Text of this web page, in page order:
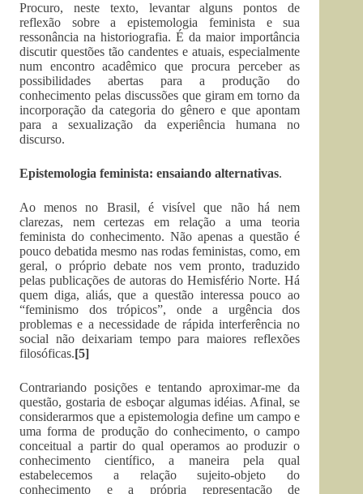
Procuro, neste texto, levantar alguns pontos de
reflexão sobre a epistemologia feminista e sua
ressonância na historiografia. É da maior importância
discutir questões tão candentes e atuais, especialmente
num encontro acadêmico que procura perceber as
possibilidades abertas para a produção do
conhecimento pelas discussões que giram em torno da
incorporação da categoria do gênero e que apontam
para a sexualização da experiência humana no
discurso.
Epistemologia feminista: ensaiando alternativas.
Ao menos no Brasil, é visível que não há nem
clarezas, nem certezas em relação a uma teoria
feminista do conhecimento. Não apenas a questão é
pouco debatida mesmo nas rodas feministas, como, em
geral, o próprio debate nos vem pronto, traduzido
pelas publicações de autoras do Hemisfério Norte. Há
quem diga, aliás, que a questão interessa pouco ao
“feminismo dos trópicos”, onde a urgência dos
problemas e a necessidade de rápida interferência no
social não deixariam tempo para maiores reflexões
filosóficas.[5]
Contrariando posições e tentando aproximar-me da
questão, gostaria de esboçar algumas idéias. Afinal, se
considerarmos que a epistemologia define um campo e
uma forma de produção do conhecimento, o campo
conceitual a partir do qual operamos ao produzir o
conhecimento científico, a maneira pela qual
estabelecemos a relação sujeito-objeto do
conhecimento e a própria representação de